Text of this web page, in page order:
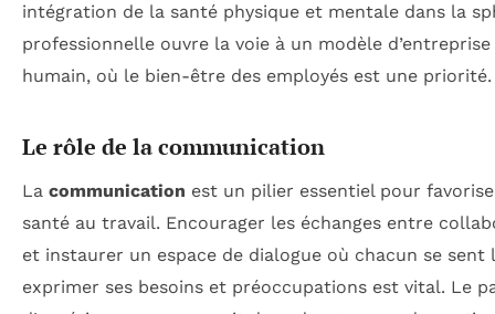
intégration de la santé physique et mentale dans la
professionnelle ouvre la voie à un modèle
humain, où le bien-être des employés est une priorité.
Le rôle de la communication
La communication est un pilier essentiel pour
santé au travail. Encourager les échanges entre
et instaurer un espace de dialogue où chacun se sent
exprimer ses besoins et préoccupations est vital. Le